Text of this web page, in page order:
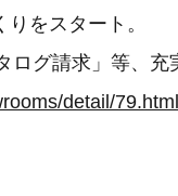
をスタート。
グ請求」等、充
detail/79.html